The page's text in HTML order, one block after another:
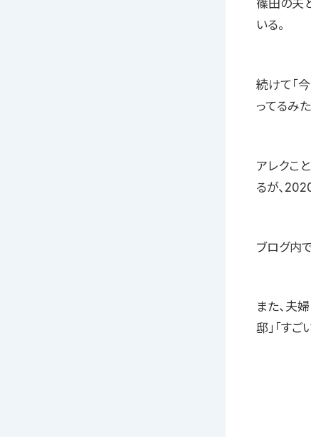
篠田の夫
いる。
続けて「
ってるみ
アレクこ
るが、
ブログ内
また、夫
邸」「す